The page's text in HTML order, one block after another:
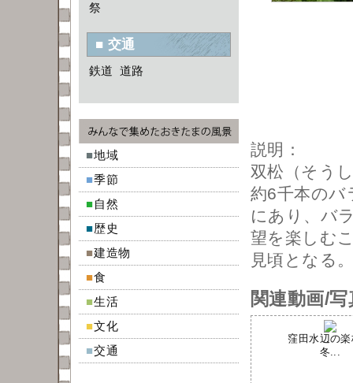
説明：
双松（そう
約6千本のバ
にあり、バ
望を楽しむ
見頃となる
関連動画/写
窪田水辺の
冬...
祭
■ 交通
鉄道 道路
■地域
■季節
■自然
■歴史
■建造物
■食
■生活
■文化
■交通